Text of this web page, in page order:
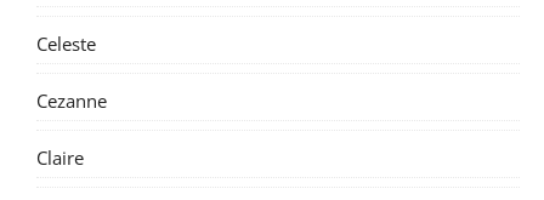
Celeste
Cezanne
Claire